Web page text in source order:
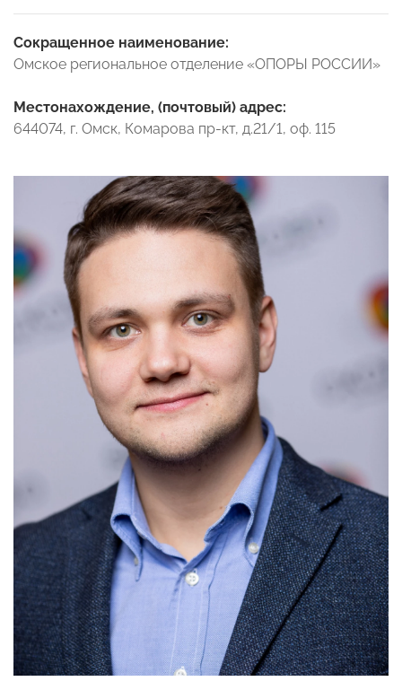
Сокращенное наименование:
Омское региональное отделение «ОПОРЫ РОССИИ»
Местонахождение, (почтовый) адрес:
644074, г. Омск, Комарова пр-кт, д.21/1, оф. 115